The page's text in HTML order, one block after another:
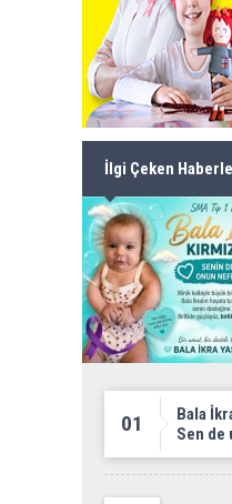
İlgi Çeken
01
Bala
Sen de